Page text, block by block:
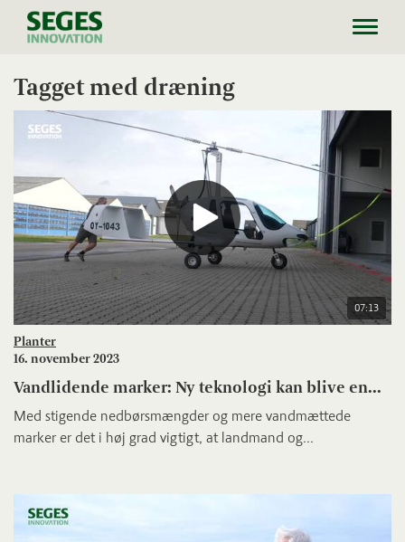
Tagget med dræning
07:13
Planter
16. november 2023
Vandlidende marker: Ny teknologi kan blive en...
Med stigende nedbørsmængder og mere vandmættede
marker er det i høj grad vigtigt, at landmand og...